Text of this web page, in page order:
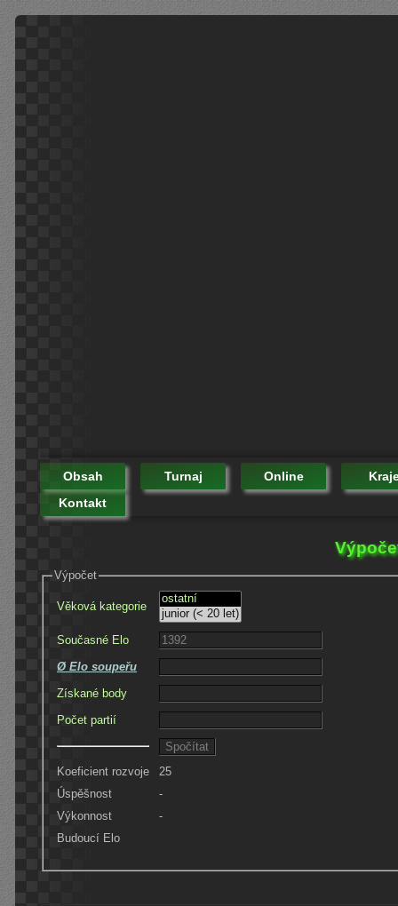
Obsah Turnaj Online
Kontakt
Výpočet
Věková kategorie
Současné Elo
Ø Elo soupeřu
Získané body
Počet partií
Koeficient rozvoje
25
Úspěšnost
-
Výkonnost
-
Budoucí Elo